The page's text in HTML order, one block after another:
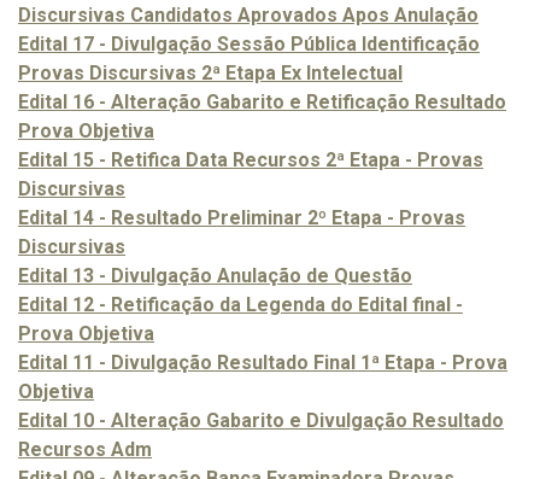
Discursivas Candidatos Aprovados Apos Anulação
Edital 17 - Divulgação Sessão Pública Identificação
Provas Discursivas 2ª Etapa Ex Intelectual
Edital 16 - Alteração Gabarito e Retificação Resultado
Prova Objetiva
Edital 15 - Retifica Data Recursos 2ª Etapa - Provas
Discursivas
Edital 14 - Resultado Preliminar 2º Etapa - Provas
Discursivas
Edital 13 - Divulgação Anulação de Questão
Edital 12 - Retificação da Legenda do Edital final -
Prova Objetiva
Edital 11 - Divulgação Resultado Final 1ª Etapa - Prova
Objetiva
Edital 10 - Alteração Gabarito e Divulgação Resultado
Recursos Adm